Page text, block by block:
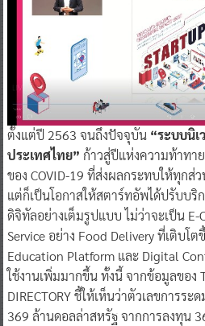
ตั้งแต่ปี 2563 จนถึงปัจจุบัน “ระบบนิ
ประเทศไทย” ก้าวสู่ปีแห่งความท้าทา
ของ COVID-19 ที่ส่งผลกระทบให้ทุกส่
แต่ก็เป็นโอกาสให้สตาร์ทอัพได้ปรับบริ
ดิจิทัลอย่างเต็มรูปแบบ ไม่ว่าจะเป็น E-
Service อย่าง Food Delivery ที่เติบโ
Education Platform และ Digital
ใช้งานเพิ่มมากขึ้น ทั้งนี้ จากข้อมูลของ
DIRECTORY ชี้ให้เห็นว่าตัวเลขการร
369 ล้านดอลล่าสหรัฐ จากการลงทุน